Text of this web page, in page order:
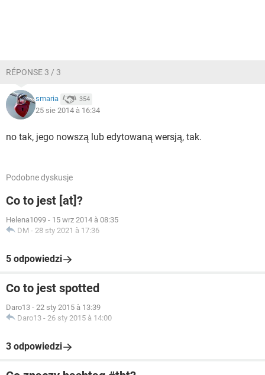
RÉPONSE 3 / 3
smaria 354
25 sie 2014 à 16:34
no tak, jego nowszą lub edytowaną wersją, tak.
Podobne dyskusje
Co to jest [at]?
Helena1099 - 15 wrz 2014 à 08:35
DM - 28 sty 2021 à 17:36
5 odpowiedzi
Co to jest spotted
Daro13 - 22 sty 2015 à 13:39
Daro13 - 26 sty 2015 à 14:00
3 odpowiedzi